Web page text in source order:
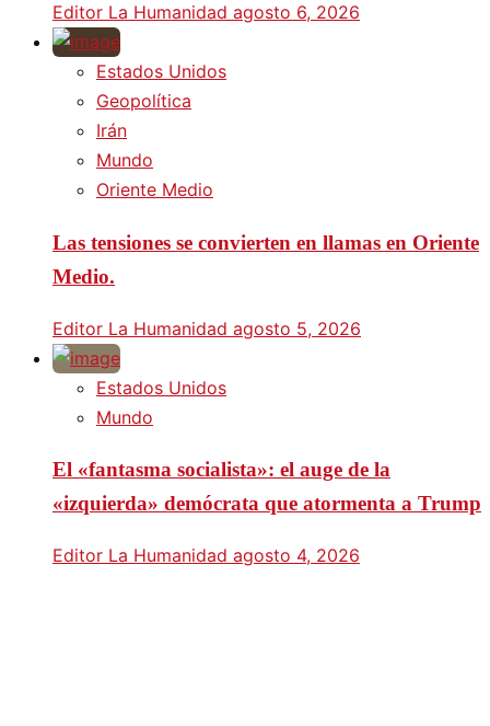
Editor La Humanidad agosto 6, 2026
Estados Unidos
Geopolítica
Irán
Mundo
Oriente Medio
Las tensiones se convierten en llamas en Oriente
Medio.
Editor La Humanidad agosto 5, 2026
Estados Unidos
Mundo
El «fantasma socialista»: el auge de la
«izquierda» demócrata que atormenta a Trump
Editor La Humanidad agosto 4, 2026